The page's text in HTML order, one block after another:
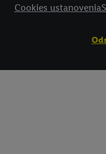
Cookies ustanovenia